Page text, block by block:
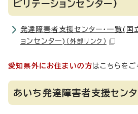
ビリテーションセンター)
発達障害者支援センター・一覧(国
ョンセンター) （外部リンク）
愛知県外にお住まいの方はこちらをご
あいち発達障害者支援セン